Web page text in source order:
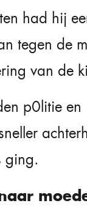
had hij
tegen de
van de
p0litie en
ging.